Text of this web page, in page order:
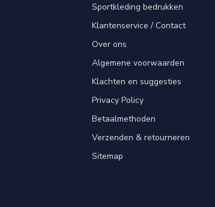
Sportkleding bedrukken
Klantenservice / Contact
Over ons
Algemene voorwaarden
Klachten en suggesties
Privacy Policy
Betaalmethoden
Verzenden & retourneren
Sitemap